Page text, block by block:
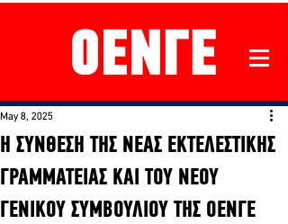
Η ΣΥΝΘΕΣΗ ΤΗΣ ΝΕΑΣ ΕΚΤΕΛΕΣΤΙΚΗΣ
ΓΡΑΜΜΑΤΕΙΑΣ ΚΑΙ ΤΟΥ ΝΕΟΥ
ΓΕΝΙΚΟΥ ΣΥΜΒΟΥΛΙΟΥ ΤΗΣ ΟΕΝΓΕ
May 8, 2025